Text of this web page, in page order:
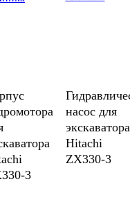
3
насос для
экскаватора
Hitachi
ZX330-3